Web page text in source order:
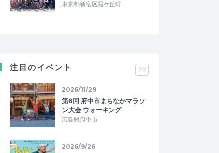
東京都新宿区霞ケ丘町
注目のイベント PR
2026/11/29
第6回 府中市まちなかマラソ
ン大会 ウォーキング
広島県府中市
2026/9/26